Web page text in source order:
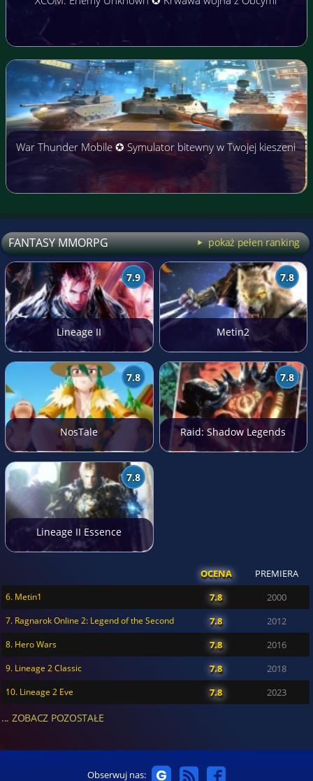
War Thunder Mobile ✪ Symulator bitewny w Twojej kieszeni
FANTASY MMORPG pokaż pełen ranking
7.9
Lineage II
7.8
Metin2
7.8
NosTale
7.8
Raid: Shadow Legends
7.8
Lineage II Essence
OCENA PREMIERA
6. Metin1 7.8 2000
7. Ragnarok Online 2: Legend of the Second 7.8 2012
8. Hero Wars 7.8 2016
9. Lineage 2 Classic 7.8 2018
10. Lineage 2 Eve 7.8 2023
... ZOBACZ POZOSTAŁE
Obserwuj nas: